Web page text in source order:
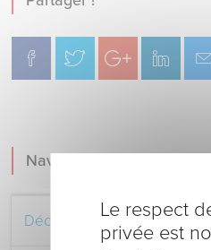
Navigation
Découvrez le Centre
Le respect
privée est